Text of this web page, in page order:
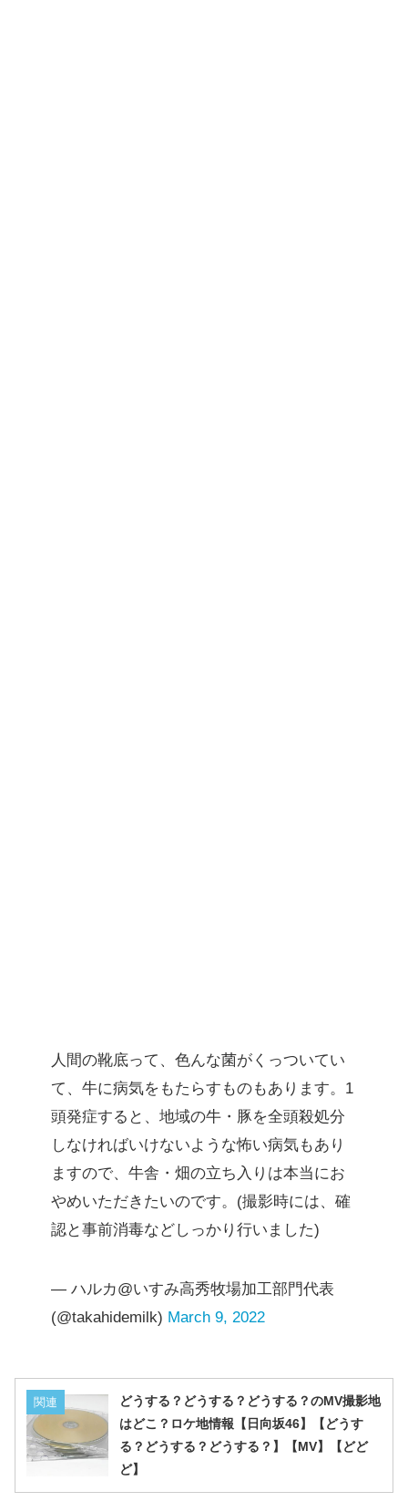
人間の靴底って、色んな菌がくっついてい
て、牛に病気をもたらすものもあります。1
頭発症すると、地域の牛・豚を全頭殺処分
しなければいけないような怖い病気もあり
ますので、牛舎・畑の立ち入りは本当にお
やめいただきたいのです。(撮影時には、確
認と事前消毒などしっかり行いました)
— ハルカ@いすみ高秀牧場加工部門代表
(@takahidemilk) March 9, 2022
関連
どうする？どうする？どうする？のMV撮影地
はどこ？ロケ地情報【日向坂46】【どうす
る？どうする？どうする？】【MV】【どど
ど】